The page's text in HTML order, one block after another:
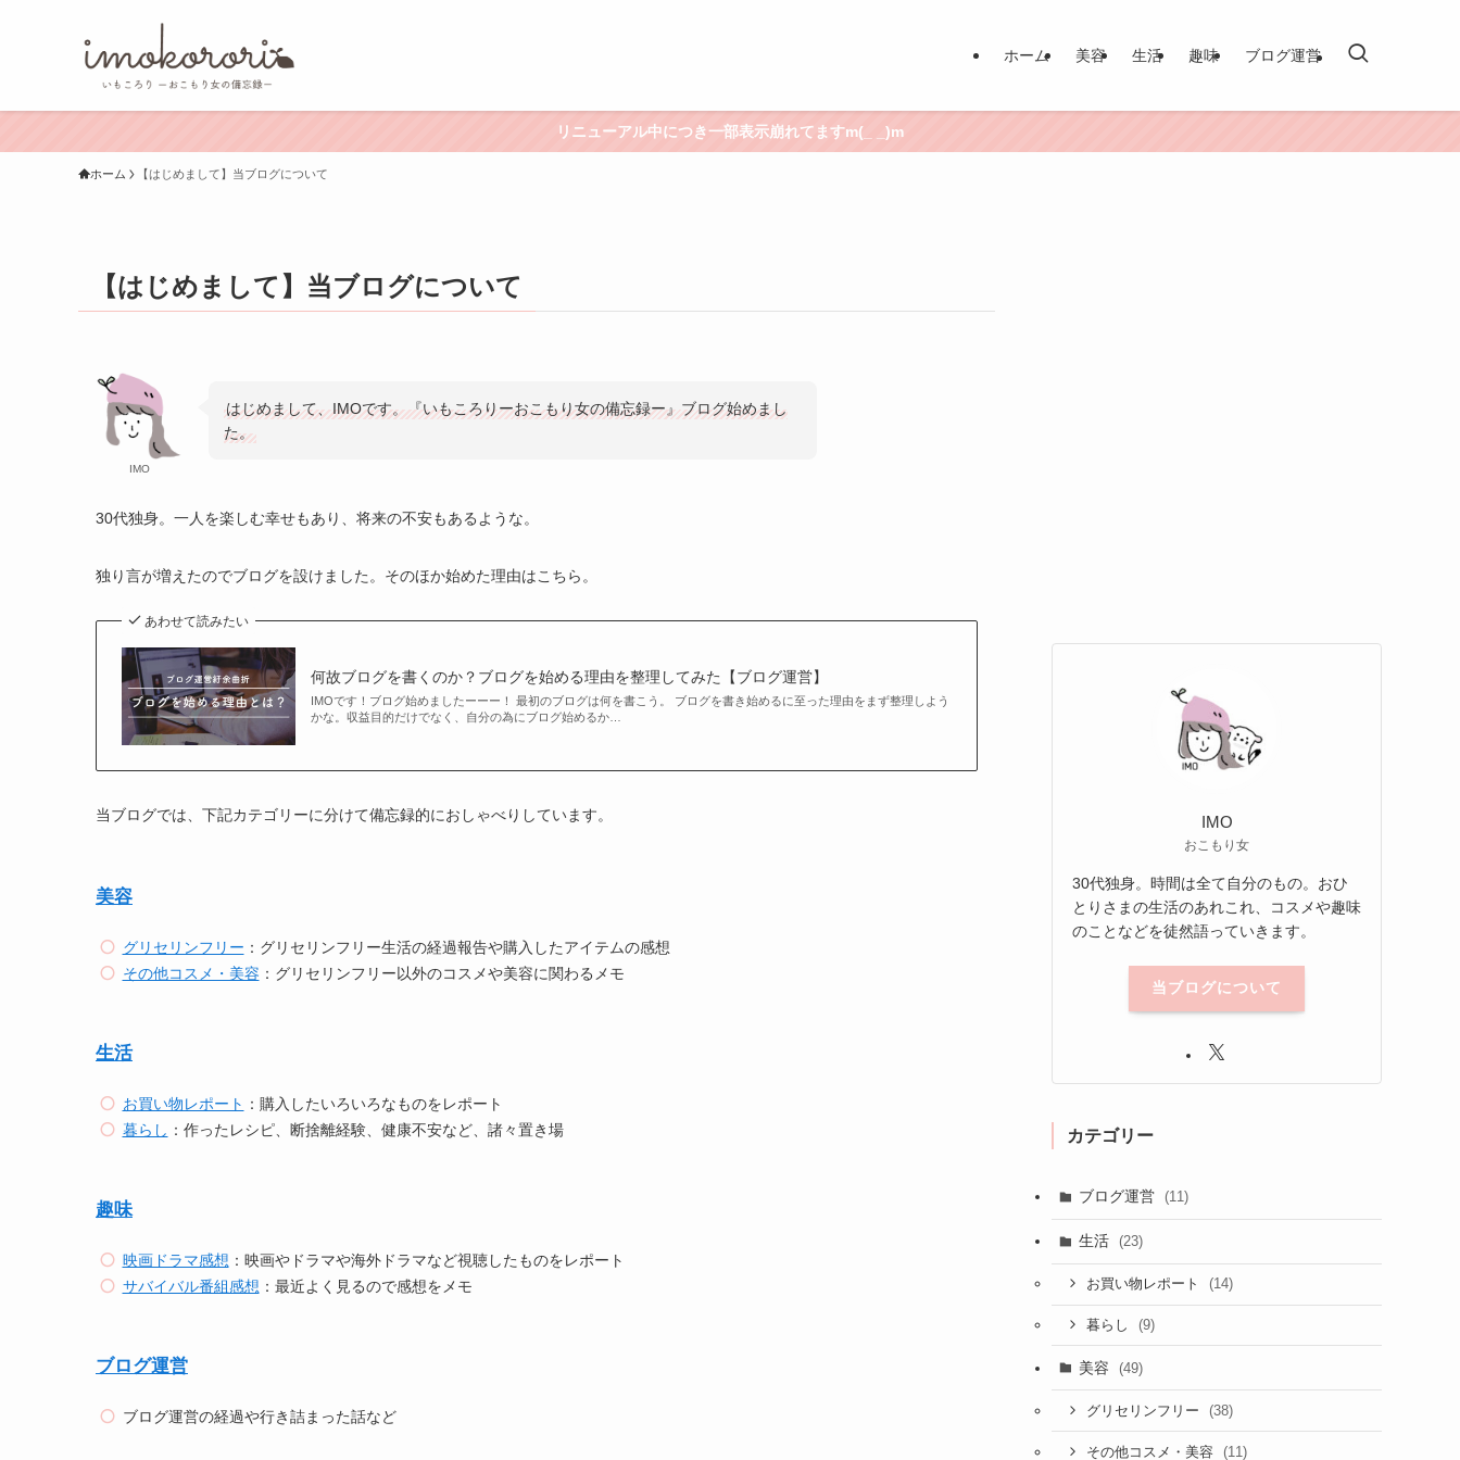
ホーム 美容 生活 趣味 ブログ運営
リニューアル中につき一部表示崩れてますm(_ _)m
ホーム 【はじめまして】当ブログについて
【はじめまして】当ブログについて
IMO
はじめまして、IMOです。『いもころりーおこもり女の備忘録ー』ブログ始めまし
た。
30代独身。一人を楽しむ幸せもあり、将来の不安もあるような。
独り言が増えたのでブログを設けました。そのほか始めた理由はこちら。
あわせて読みたい
何故ブログを書くのか？ブログを始める理由を整理してみた【ブログ運営】
IMOです！ブログ始めましたーーー！ 最初のブログは何を書こう。 ブログを書き始めるに至った理由をまず整理しよう
かな。収益目的だけでなく、自分の為にブログ始めるか…
当ブログでは、下記カテゴリーに分けて備忘録的におしゃべりしています。
美容
グリセリンフリー ：グリセリンフリー生活の経過報告や購入したアイテムの感想
その他コスメ・美容 ：グリセリンフリー以外のコスメや美容に関わるメモ
生活
お買い物レポート ：購入したいろいろなものをレポート
暮らし ：作ったレシピ、断捨離経験、健康不安など、諸々置き場
趣味
映画ドラマ感想 ：映画やドラマや海外ドラマなど視聴したものをレポート
サバイバル番組感想 ：最近よく見るので感想をメモ
ブログ運営
ブログ運営の経過や行き詰まった話など
IMO
おこもり女
30代独身。時間は全て自分のもの。おひ
とりさまの生活のあれこれ、コスメや趣味
のことなどを徒然語っていきます。
当ブログについて
カテゴリー
ブログ運営 (11)
生活 (23)
お買い物レポート (14)
暮らし (9)
美容 (49)
グリセリンフリー (38)
その他コスメ・美容 (11)